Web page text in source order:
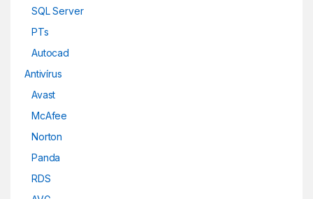
SQL Server
PTs
Autocad
Antivírus
Avast
McAfee
Norton
Panda
RDS